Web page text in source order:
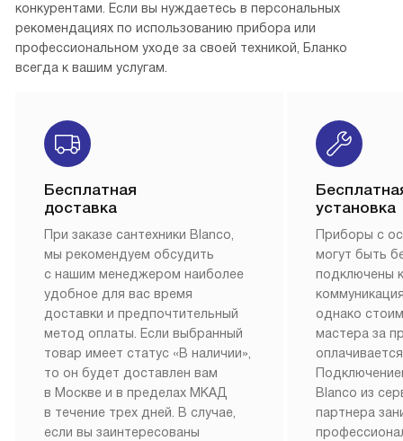
конкурентами. Если вы нуждаетесь в персональных
рекомендациях по использованию прибора или
профессиональном уходе за своей техникой, Бланко
всегда к вашим услугам.
Бесплатная
доставка
При заказе сантехники Blanco,
мы рекомендуем обсудить
с нашим менеджером наиболее
удобное для вас время
доставки и предпочтительный
метод оплаты. Если выбранный
товар имеет статус «В наличии»,
то он будет доставлен вам
в Москве и в пределах МКАД
в течение трех дней. В случае,
если вы заинтересованы
установка
Приборы с
могут быть
подключены
однако
мастера за
Blanco из
партнера